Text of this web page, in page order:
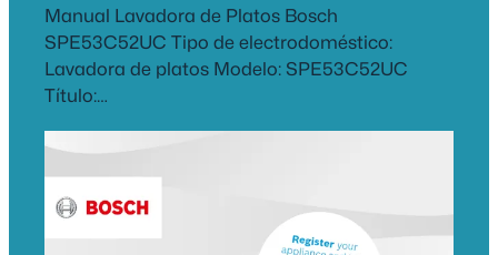
Manual Lavadora de Platos Bosch
SPE53C52UC Tipo de electrodoméstico:
Lavadora de platos Modelo: SPE53C52UC
Título:…